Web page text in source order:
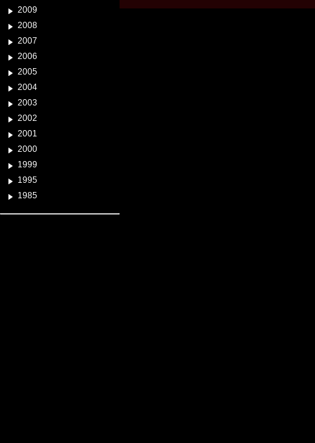
2009
2008
2007
2006
2005
2004
2003
2002
2001
2000
1999
1995
1985